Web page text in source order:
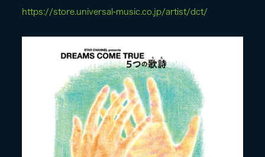
https://store.universal-music.co.jp/artist/dct/